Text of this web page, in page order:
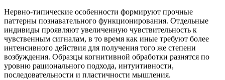
Нервно-типические особенности формируют прочные
паттерны познавательного функционирования. Отдельные
индивиды проявляют увеличенную чувствительность к
чувственным сигналам, в то время как иные требуют более
интенсивного действия для получения того же степени
возбуждения. Образцы когнитивной обработки разнятся по
уровню рационального подхода, интуитивности,
последовательности и пластичности мышления.